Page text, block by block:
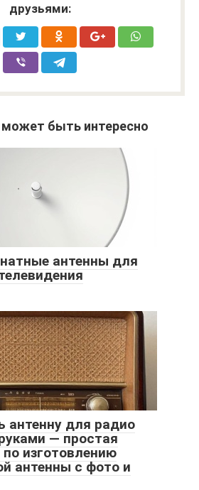
друзьями:
быть интересно
антенны для
антенну для радио
— простая
изготовлению
антенны с фото и